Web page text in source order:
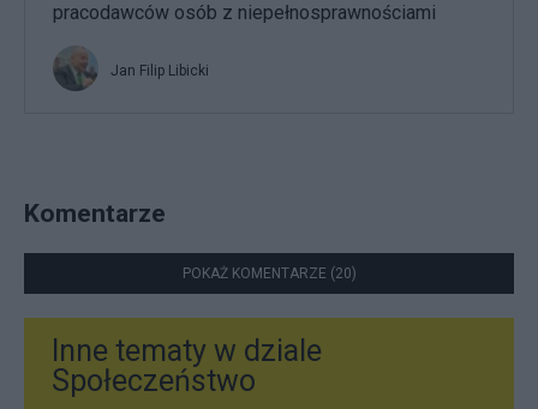
pracodawców osób z niepełnosprawnościami
Jan Filip Libicki
Komentarze
POKAŻ KOMENTARZE (20)
Inne tematy w dziale
Społeczeństwo